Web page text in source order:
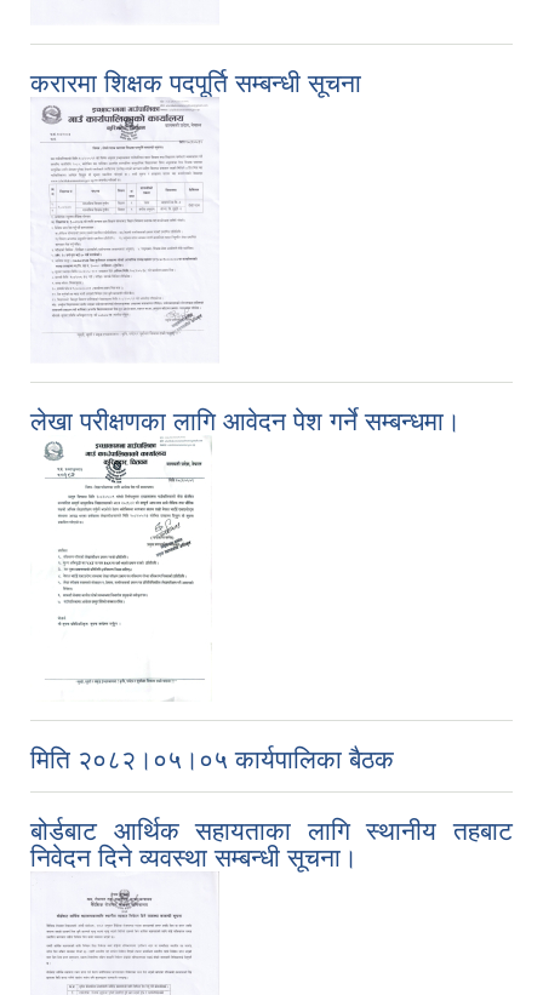
करारमा शिक्षक पदपूर्ति सम्बन्धी सूचना
लेखा परीक्षणका लागि आवेदन पेश गर्ने सम्बन्धमा।
मिति २०८२।०५।०५ कार्यपालिका बैठक
बोर्डबाट आर्थिक सहायताका लागि स्थानीय तहबाट
निवेदन दिने व्यवस्था सम्बन्धी सूचना।